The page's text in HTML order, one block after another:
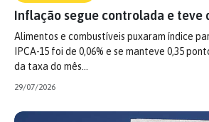
Inflação segue controlada e teve
Alimentos e combustíveis puxaram índice
IPCA-15 foi de 0,06% e se manteve 0,35
da taxa do mês…
29/07/2026